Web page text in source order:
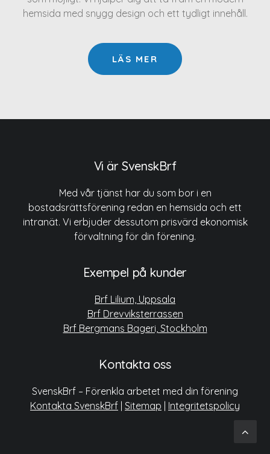
hemsida med snygg design och ett tydligt innehåll.
LÄS MER
Vi är SvenskBrf
Med vår tjänst har du som bor i en
bostadsrättsförening redan en hemsida och ett
intranät. Vi erbjuder dessutom prisvärd ekonomisk
förvaltning för din förening.
Exempel på kunder
Brf Lilium, Uppsala
Brf Drevviksterrassen
Brf Bergmans Bageri, Stockholm
Kontakta oss
SvenskBrf – Förenkla arbetet med din förening
Kontakta SvenskBrf Sitemap Integritetspolicy